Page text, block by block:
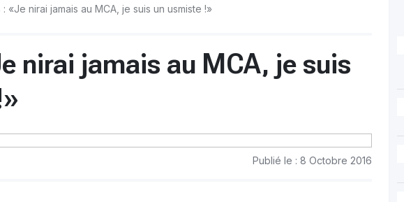
«Je nirai jamais au MCA, je suis un usmiste !»
nirai jamais au MCA, je suis
Publié le : 8 Octobre 2016